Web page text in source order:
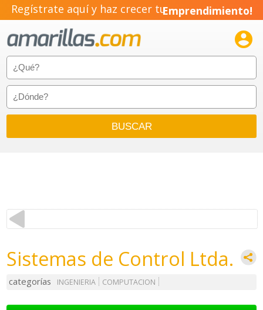
Regístrate aquí y haz crecer tuEmprendimiento!

Sistemas de Control Ltda.
categorías INGENIERIA COMPUTACION